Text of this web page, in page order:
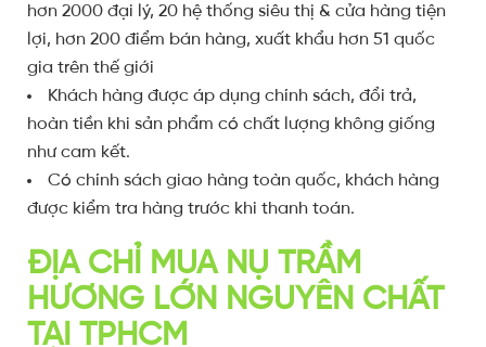
hơn 2000 đại lý, 20 hệ thống siêu thị & cửa hàng tiện
lợi, hơn 200 điểm bán hàng, xuất khẩu hơn 51 quốc
gia trên thế giới
Khách hàng được áp dụng chính sách, đổi trả,
hoàn tiền khi sản phẩm có chất lượng không giống
như cam kết.
Có chính sách giao hàng toàn quốc, khách hàng
được kiểm tra hàng trước khi thanh toán.
ĐỊA CHỈ MUA NỤ TRẦM
HƯƠNG LỚN NGUYÊN CHẤT
TẠI TPHCM